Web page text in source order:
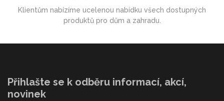
Klientům nabízíme ucelenou nabídku všech dostupných
produktů pro dům a zahradu.
Přihlašte se k odběru informací, akcí,
novinek